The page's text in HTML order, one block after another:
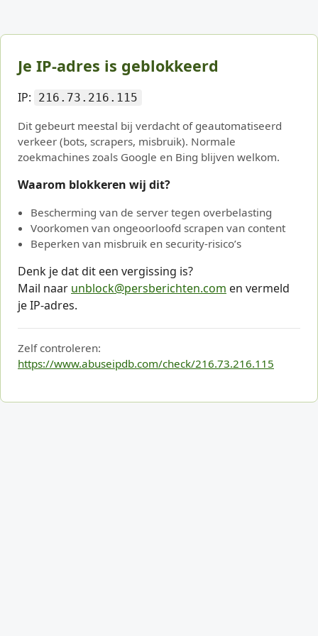
Je IP-adres is geblokkeerd
IP: 216.73.216.115
Dit gebeurt meestal bij verdacht of geautomatiseerd
verkeer (bots, scrapers, misbruik). Normale
zoekmachines zoals Google en Bing blijven welkom.
Waarom blokkeren wij dit?
Bescherming van de server tegen overbelasting
Voorkomen van ongeoorloofd scrapen van content
Beperken van misbruik en security-risico’s
Denk je dat dit een vergissing is?
Mail naar unblock@persberichten.com en vermeld
je IP-adres.
Zelf controleren:
https://www.abuseipdb.com/check/216.73.216.115